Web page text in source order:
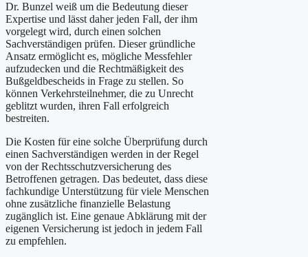
Dr. Bunzel weiß um die Bedeutung dieser
Expertise und lässt daher jeden Fall, der ihm
vorgelegt wird, durch einen solchen
Sachverständigen prüfen. Dieser gründliche
Ansatz ermöglicht es, mögliche Messfehler
aufzudecken und die Rechtmäßigkeit des
Bußgeldbescheids in Frage zu stellen. So
können Verkehrsteilnehmer, die zu Unrecht
geblitzt wurden, ihren Fall erfolgreich
bestreiten.
Die Kosten für eine solche Überprüfung durch
einen Sachverständigen werden in der Regel
von der Rechtsschutzversicherung des
Betroffenen getragen. Das bedeutet, dass diese
fachkundige Unterstützung für viele Menschen
ohne zusätzliche finanzielle Belastung
zugänglich ist. Eine genaue Abklärung mit der
eigenen Versicherung ist jedoch in jedem Fall
zu empfehlen.